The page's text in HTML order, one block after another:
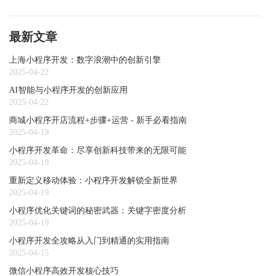
最新文章
上海小程序开发：数字浪潮中的创新引擎
2025-04-22
AI智能与小程序开发的创新应用
2025-04-22
商城小程序开店流程+步骤+运营 - 新手必看指南
2025-04-19
小程序开发革命：尽享创新科技带来的无限可能
2025-04-19
重新定义移动体验：小程序开发解锁全新世界
2025-04-19
小程序优化关键词的秘密武器：关键字密度分析
2025-04-19
小程序开发全攻略从入门到精通的实用指南
2025-04-15
微信小程序高效开发核心技巧